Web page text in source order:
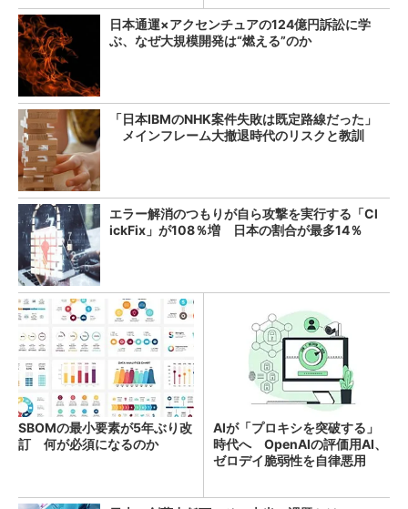
日本通運×アクセンチュアの124億円訴訟に学
ぶ、なぜ大規模開発は“燃える”のか
「日本IBMのNHK案件失敗は既定路線だった」
メインフレーム大撤退時代のリスクと教訓
エラー解消のつもりが自ら攻撃を実行する「Cl
ickFix」が108％増 日本の割合が最多14％
SBOMの最小要素が5年ぶり改
訂 何が必須になるのか
AIが「プロキシを突破する」
時代へ OpenAIの評価用AI、
ゼロデイ脆弱性を自律悪用